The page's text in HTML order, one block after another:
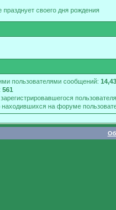
празднует своего дня рождения
пользователями сообщений:
561
на форуме